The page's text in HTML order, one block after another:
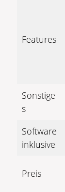
Features
Sonstige
s
Software
inklusive
Preis